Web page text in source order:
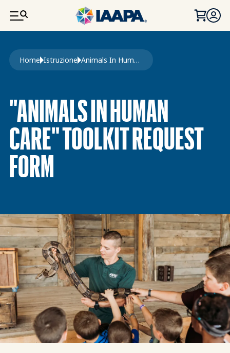
SALTA AL CONTENUTO PRINCIPALE
Briciole di pane
Home Istruzione Animals In Human Care Toolkit Request Form
"ANIMALS IN HUMAN
CARE" TOOLKIT REQUEST
FORM